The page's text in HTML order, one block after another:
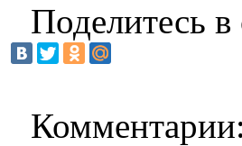
Поделитесь
Комментарии: